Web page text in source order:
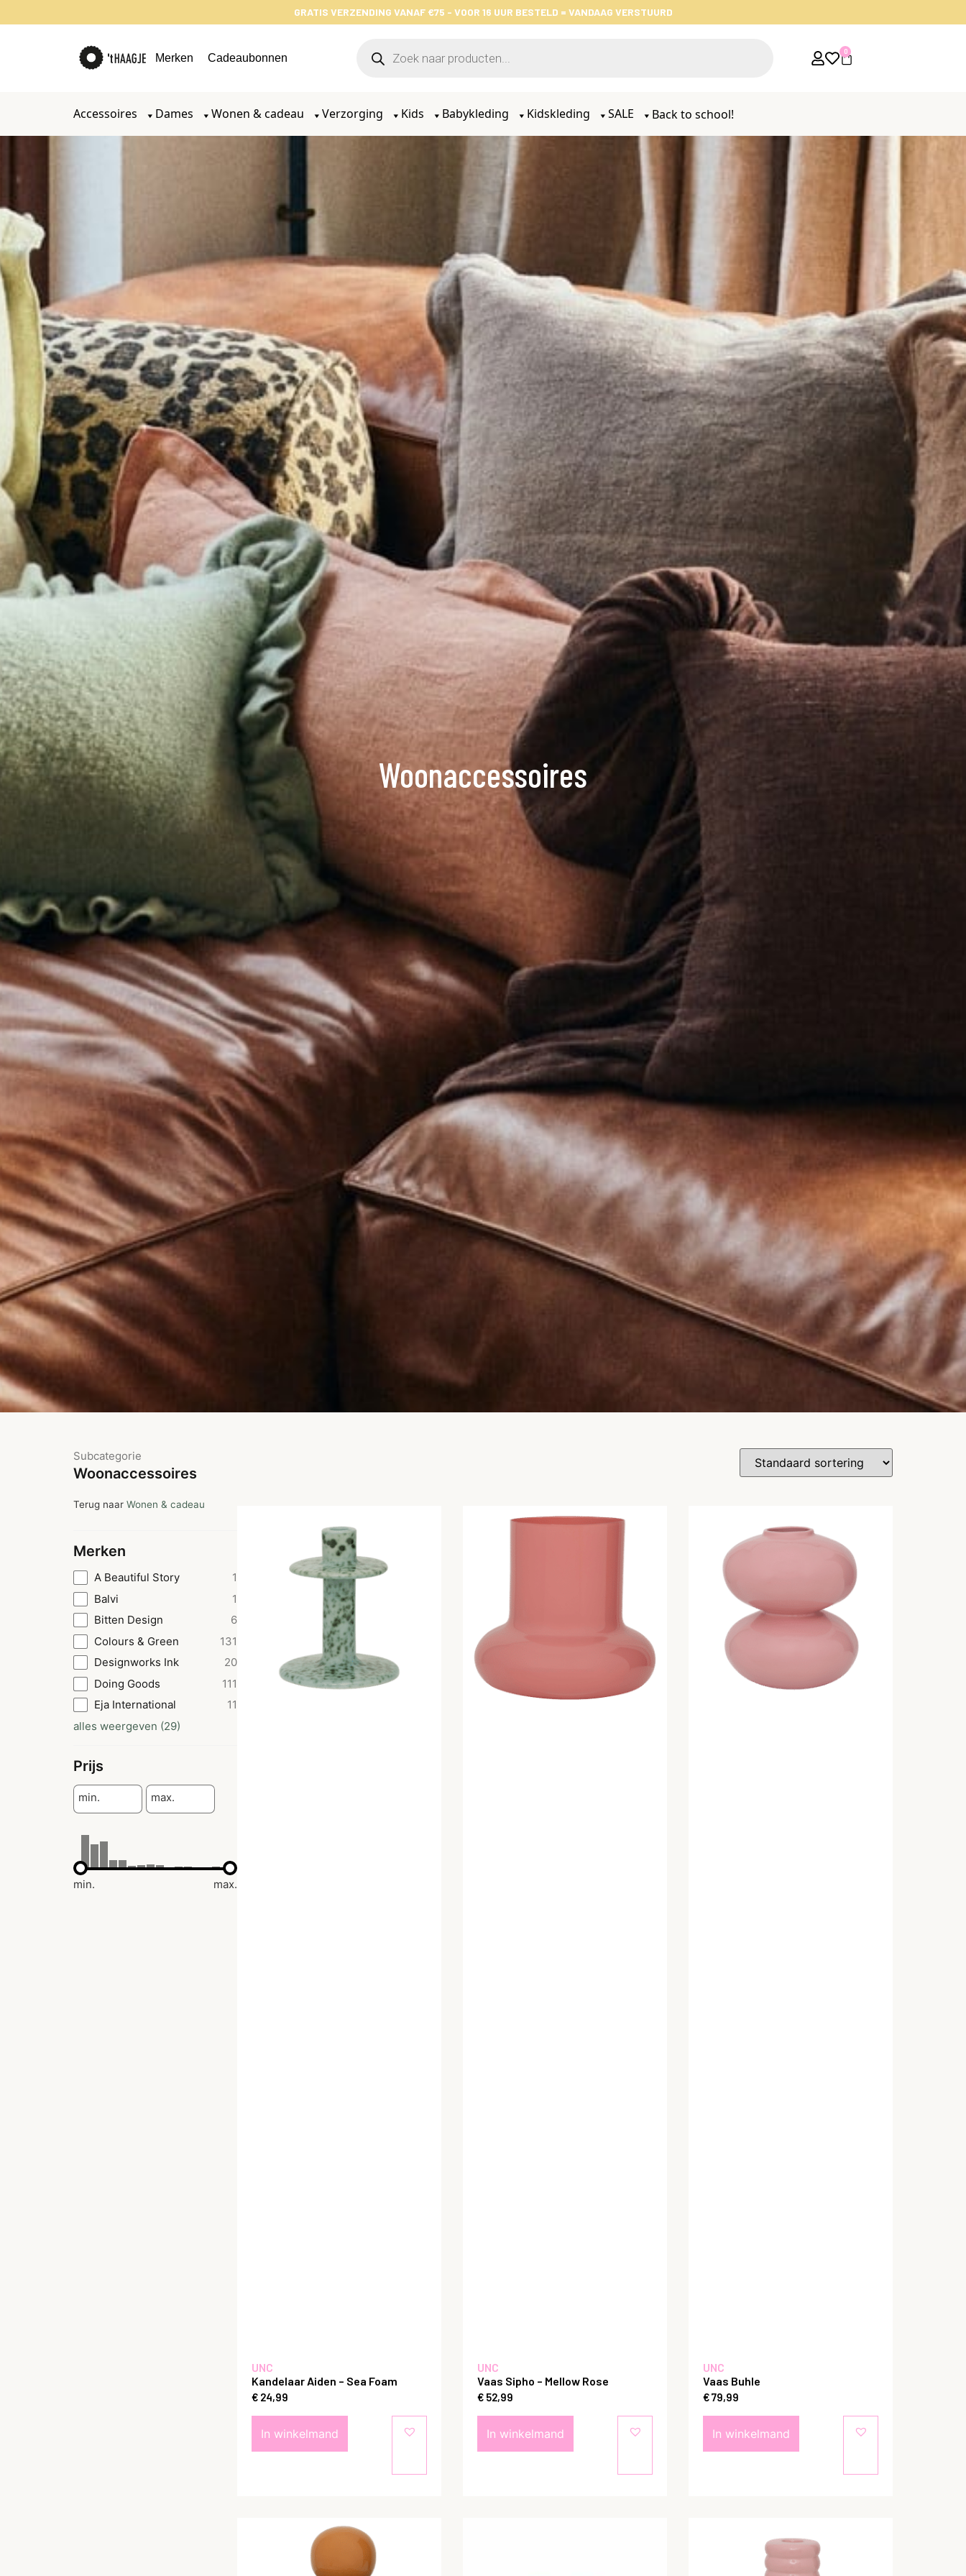
GRATIS VERZENDING VANAF €75 - VOOR 16 UUR BESTELD = VANDAAG VERSTUURD
Merken Cadeaubonnen
0
Accessoires Dames Wonen & cadeau Verzorging Kids Babykleding Kidskleding SALE Back to school!
Woonaccessoires
Subcategorie
Woonaccessoires
Terug naar Wonen & cadeau
Merken
A Beautiful Story
1
Balvi
1
Bitten Design
6
Colours & Green
131
Designworks Ink
20
Doing Goods
111
Eja International
11
alles weergeven (29)
Prijs
min. max.
min. max.
UNC
Kandelaar Aiden – Sea Foam
€ 24,99
In winkelmand
UNC
Vaas Sipho – Mellow Rose
€ 52,99
In winkelmand
UNC
Vaas Buhle
€79,99
In winkelmand